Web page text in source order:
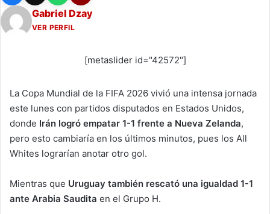
Gabriel Dzay
VER PERFIL
[metaslider id="42572"]
La Copa Mundial de la FIFA 2026 vivió una intensa jornada
este lunes con partidos disputados en Estados Unidos,
donde Irán logró empatar 1-1 frente a Nueva Zelanda,
pero esto cambiaría en los últimos minutos, pues los All
Whites lograrían anotar otro gol.
Mientras que Uruguay también rescató una igualdad 1-1
ante Arabia Saudita en el Grupo H.